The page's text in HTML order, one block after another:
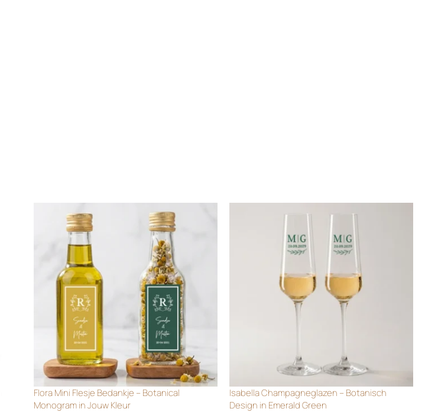
Flora Mini Flesje Bedankje – Botanical
Monogram in Jouw Kleur
Isabella Champagneglazen – Botanisch
Design in Emerald Green